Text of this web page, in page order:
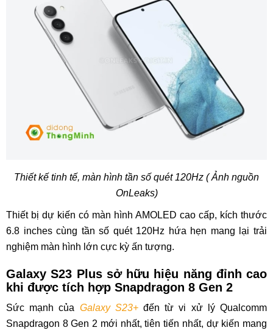
Thiết kế tinh tế, màn hình tần số quét 120Hz ( Ảnh nguồn
OnLeaks)
Thiết bị dự kiến có màn hình AMOLED cao cấp, kích thước
6.8 inches cùng tần số quét 120Hz hứa hẹn mang lại trải
nghiệm màn hình lớn cực kỳ ấn tượng.
Galaxy S23 Plus sở hữu hiệu năng đỉnh cao
khi được tích hợp Snapdragon 8 Gen 2
Sức mạnh của Galaxy S23+đến từ vi xử lý Qualcomm
Snapdragon 8 Gen 2 mới nhất, tiên tiến nhất, dự kiến mang